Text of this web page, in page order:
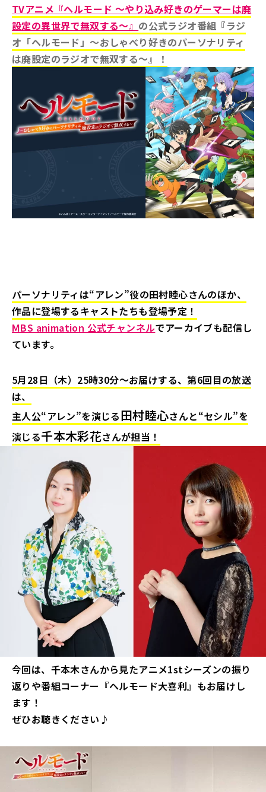
TVアニメ『ヘルモード ～やり込み好きのゲーマーは廃
設定の異世界で無双する～』 の公式ラジオ番組『ラジ
オ「ヘルモード」～おしゃべり好きのパーソナリティ
は廃設定のラジオで無双する～』！
パーソナリティは“アレン”役の田村睦心さんのほか、
作品に登場するキャストたちも登場予定！
MBS animation 公式チャンネルでアーカイブも配信し
ています。
5月28日（木）25時30分～お届けする、第6回目の放送
は、
主人公“アレン”を演じる田村睦心さんと“セシル”を
演じる千本木彩花さんが担当！
今回は、千本木さんから見たアニメ1stシーズンの振り
返りや番組コーナー『ヘルモード大喜利』もお届けし
ます！
ぜひお聴きください♪